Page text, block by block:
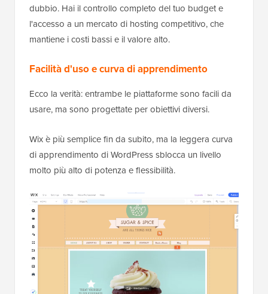
dubbio. Hai il controllo completo del tuo budget e
l'accesso a un mercato di hosting competitivo, che
mantiene i costi bassi e il valore alto.
Facilità d'uso e curva di apprendimento
Ecco la verità: entrambe le piattaforme sono facili da
usare, ma sono progettate per obiettivi diversi.
Wix è più semplice fin da subito, ma la leggera curva
di apprendimento di WordPress sblocca un livello
molto più alto di potenza e flessibilità.